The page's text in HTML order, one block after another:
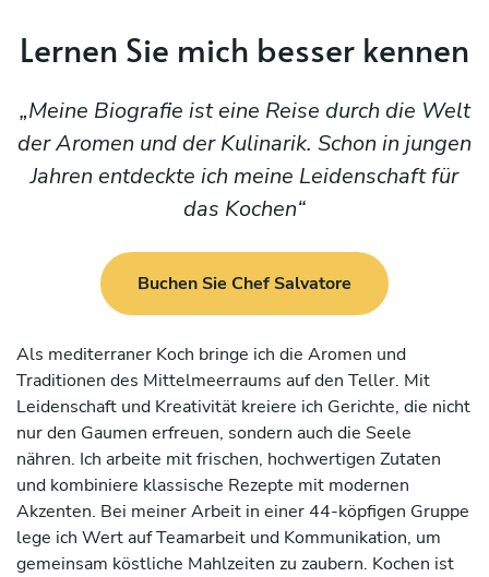
Lernen Sie mich besser kennen
Meine Biografie ist eine Reise durch die Welt
der Aromen und der Kulinarik. Schon in jungen
Jahren entdeckte ich meine Leidenschaft für
das Kochen
Buchen Sie Chef Salvatore
Als mediterraner Koch bringe ich die Aromen und
Traditionen des Mittelmeerraums auf den Teller. Mit
Leidenschaft und Kreativität kreiere ich Gerichte, die nicht
nur den Gaumen erfreuen, sondern auch die Seele
nähren. Ich arbeite mit frischen, hochwertigen Zutaten
und kombiniere klassische Rezepte mit modernen
Akzenten. Bei meiner Arbeit in einer 44-köpfigen Gruppe
lege ich Wert auf Teamarbeit und Kommunikation, um
gemeinsam köstliche Mahlzeiten zu zaubern. Kochen ist